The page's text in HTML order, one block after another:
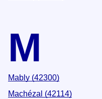
M
Mably (42300)
Machézal (42114)